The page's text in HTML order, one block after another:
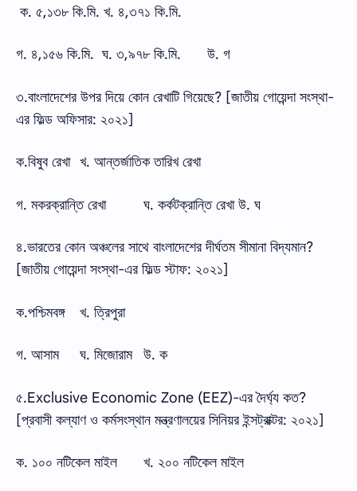
ক. ৫,১৩৮ কি.মি. খ. ৪,৩৭১ কি.মি.
গ. ৪,১৫৬ কি.মি. ঘ. ৩,৯৭৮ কি.মি. উ. গ
৩.বাংলাদেশের উপর দিয়ে কোন রেখাটি গিয়েছে? [জাতীয় গোয়েন্দা সংস্থা-
এর ফিল্ড অফিসার: ২০২১]
ক.বিষুব রেখা খ. আন্তর্জাতিক তারিখ রেখা
গ. মকরক্রান্তি রেখা ঘ. কর্কটক্রান্তি রেখা উ. ঘ
৪.ভারতের কোন অঞ্চলের সাথে বাংলাদেশের দীর্ঘতম সীমানা বিদ্যমান?
[জাতীয় গোয়েন্দা সংস্থা-এর ফিল্ড স্টাফ: ২০২১]
ক.পশ্চিমবঙ্গ খ. ত্রিপুরা
গ. আসাম ঘ. মিজোরাম উ. ক
৫.Exclusive Economic Zone (EEZ)-এর দৈর্ঘ্য কত?
[প্রবাসী কল্যাণ ও কর্মসংস্থান মন্ত্রণালয়ের সিনিয়র ইন্সট্রাক্টর: ২০২১]
ক. ১০০ নটিকেল মাইল খ. ২০০ নটিকেল মাইল